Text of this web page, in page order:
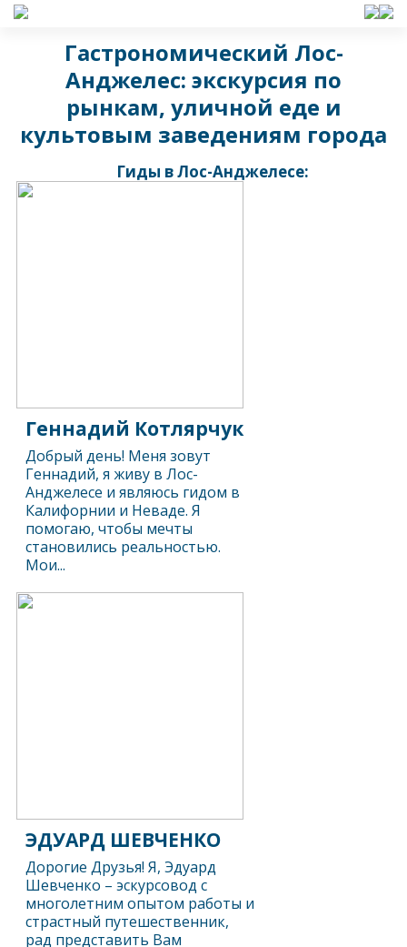
Гастрономический Лос-
Анджелес: экскурсия по
рынкам, уличной еде и
культовым заведениям города
Гиды в Лос-Анджелесе:
Геннадий Котлярчук
Добрый день! Меня зовут
Геннадий, я живу в Лос-
Анджелесе и являюсь гидом в
Калифорнии и Неваде. Я
помогаю, чтобы мечты
становились реальностью.
Мои...
ЭДУАРД ШЕВЧЕНКО
Дорогие Друзья! Я, Эдуард
Шевченко – эскурсовод с
многолетним опытом работы и
страстный путешественник,
рад представить Вам